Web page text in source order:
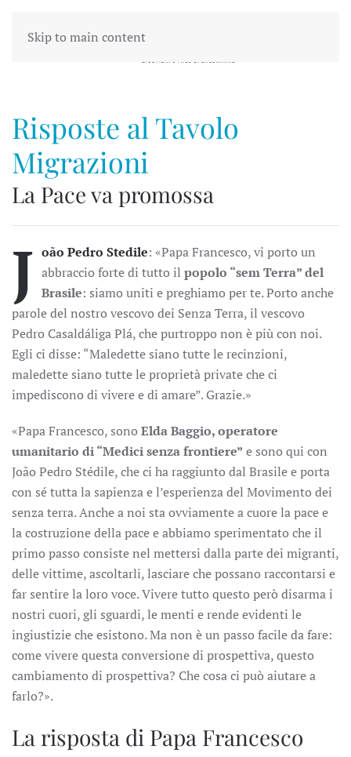
Skip to main content
Risposte al Tavolo
Migrazioni
La Pace va promossa
J oão Pedro Stedile: «Papa Francesco, vi porto un
abbraccio forte di tutto il popolo “sem Terra” del
Brasile: siamo uniti e preghiamo per te. Porto anche
parole del nostro vescovo dei Senza Terra, il vescovo
Pedro Casaldáliga Plá, che purtroppo non è più con noi.
Egli ci disse: “Maledette siano tutte le recinzioni,
maledette siano tutte le proprietà private che ci
impediscono di vivere e di amare”. Grazie.»
«Papa Francesco, sono Elda Baggio, operatore
umanitario di “Medici senza frontiere” e sono qui con
João Pedro Stédile, che ci ha raggiunto dal Brasile e porta
con sé tutta la sapienza e l’esperienza del Movimento dei
senza terra. Anche a noi sta ovviamente a cuore la pace e
la costruzione della pace e abbiamo sperimentato che il
primo passo consiste nel mettersi dalla parte dei migranti,
delle vittime, ascoltarli, lasciare che possano raccontarsi e
far sentire la loro voce. Vivere tutto questo però disarma i
nostri cuori, gli sguardi, le menti e rende evidenti le
ingiustizie che esistono. Ma non è un passo facile da fare:
come vivere questa conversione di prospettiva, questo
cambiamento di prospettiva? Che cosa ci può aiutare a
farlo?».
La risposta di Papa Francesco